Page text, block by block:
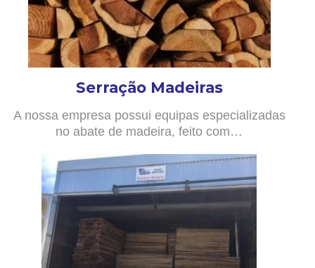
Serração Madeiras
A nossa empresa possui equipas especializadas
no abate de madeira, feito com…